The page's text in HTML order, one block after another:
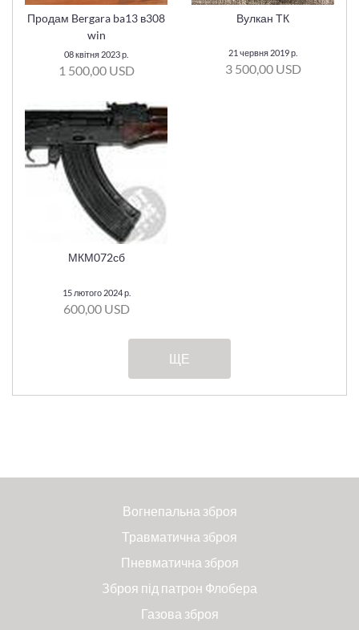
Продам Bergara ba13 в308
win
08 квітня 2023 р.
1 500,00 USD
Вулкан ТК
21 червня 2019 р.
3 500,00 USD
МКМ072сб
15 лютого 2024 р.
600,00 USD
ЩЕ
Вогнепальна зброя
Травматична зброя
Пневматична зброя
Зброя під патрон Флобера
Газова зброя